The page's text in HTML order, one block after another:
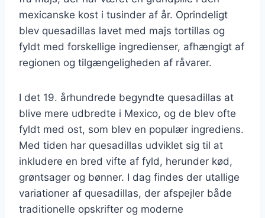
mexicanske kost i tusinder af år. Oprindeligt
blev quesadillas lavet med majs tortillas og
fyldt med forskellige ingredienser, afhængigt af
regionen og tilgængeligheden af råvarer.
I det 19. århundrede begyndte quesadillas at
blive mere udbredte i Mexico, og de blev ofte
fyldt med ost, som blev en populær ingrediens.
Med tiden har quesadillas udviklet sig til at
inkludere en bred vifte af fyld, herunder kød,
grøntsager og bønner. I dag findes der utallige
variationer af quesadillas, der afspejler både
traditionelle opskrifter og moderne